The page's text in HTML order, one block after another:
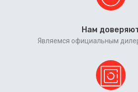
Нам
Являемся официальным